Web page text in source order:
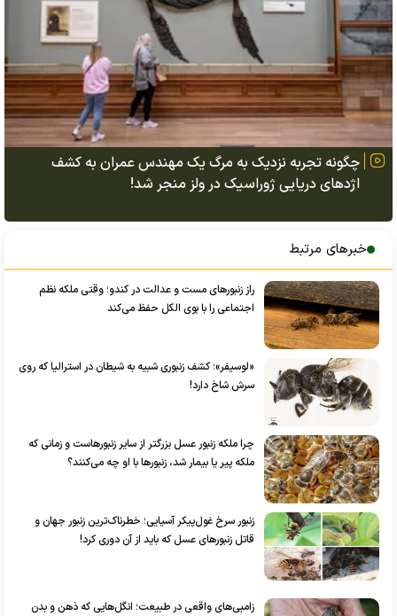
چگونه تجربه نزدیک به مرگ یک مهندس عمران به کشف
اژد‌های دریایی ژوراسیک در ولز منجر شد!
خبرهای مرتبط
راز زنبور‌های مست و عدالت در کندو؛ وقتی ملکه نظم
اجتماعی را با بوی الکل حفظ می‌کند
«لوسیفر»؛ کشف زنبوری شبیه به شیطان در استرالیا که روی
سرش شاخ دارد!
چرا ملکه زنبور عسل بزرگتر از سایر زنبورهاست و زمانی که
ملکه پیر یا بیمار شد، زنبورها با او چه می‌کنند؟
زنبور سرخ غول‌پیکر آسیایی؛ خطرناک‌ترین زنبور جهان و
قاتل زنبور‌های عسل که باید از آن دوری کرد!
زامبی‌های واقعی در طبیعت؛ انگل‌هایی که ذهن و بدن